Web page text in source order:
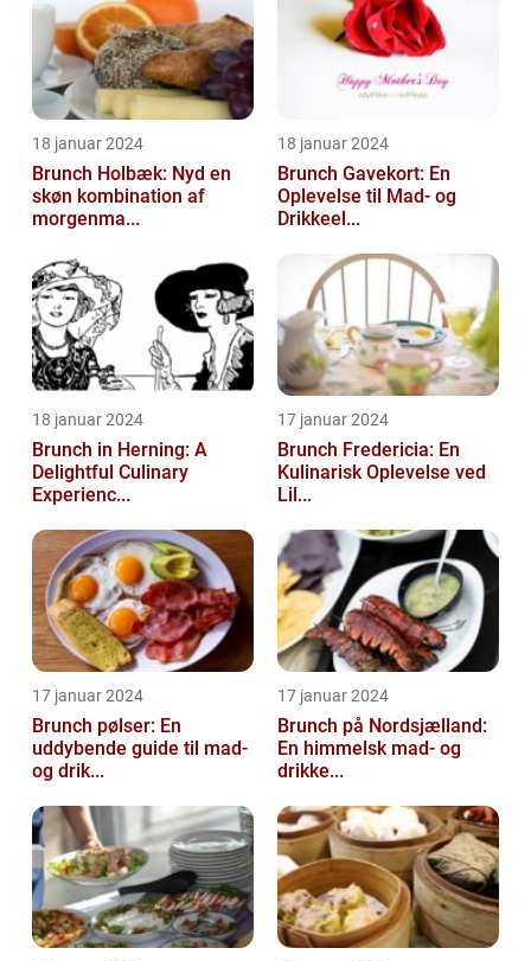
18 januar 2024
Brunch Holbæk: Nyd en
skøn kombination af
morgenma...
18 januar 2024
Brunch Gavekort: En
Oplevelse til Mad- og
Drikkeel...
18 januar 2024
Brunch in Herning: A
Delightful Culinary
Experienc...
17 januar 2024
Brunch Fredericia: En
Kulinarisk Oplevelse ved
Lil...
17 januar 2024
Brunch pølser: En
uddybende guide til mad-
og drik...
17 januar 2024
Brunch på Nordsjælland:
En himmelsk mad- og
drikke...